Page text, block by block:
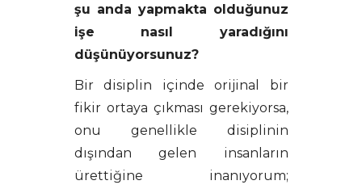
şu anda yapmakta olduğunuz
işe nasıl yaradığını
düşünüyorsunuz?
Bir disiplin içinde orijinal bir
fikir ortaya çıkması gerekiyorsa,
onu genellikle disiplinin
dışından gelen insanların
ürettiğine inanıyorum;